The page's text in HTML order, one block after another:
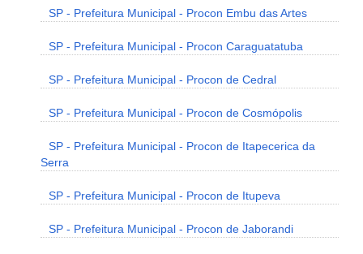
SP - Prefeitura Municipal - Procon Embu das Artes
SP - Prefeitura Municipal - Procon Caraguatatuba
SP - Prefeitura Municipal - Procon de Cedral
SP - Prefeitura Municipal - Procon de Cosmópolis
SP - Prefeitura Municipal - Procon de Itapecerica da
Serra
SP - Prefeitura Municipal - Procon de Itupeva
SP - Prefeitura Municipal - Procon de Jaborandi